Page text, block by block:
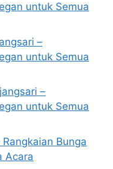
untuk Semua
–
untuk Semua
–
untuk Semua
Bunga
Acara